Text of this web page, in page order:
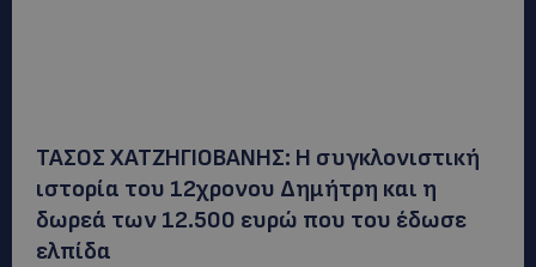
ΤΑΣΟΣ ΧΑΤΖΗΓΙΟΒΑΝΗΣ: Η συγκλονιστική
ιστορία του 12χρονου Δημήτρη και η
δωρεά των 12.500 ευρώ που του έδωσε
ελπίδα